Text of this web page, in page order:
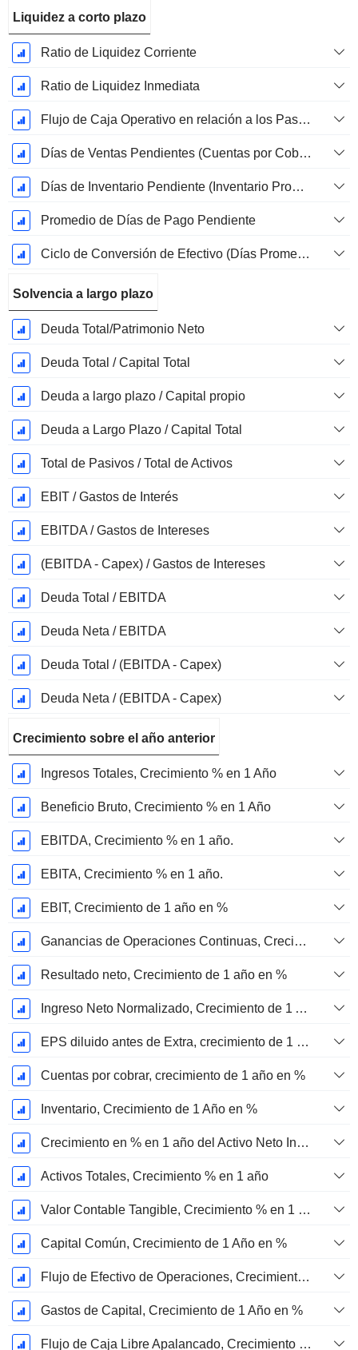
Liquidez a corto plazo
Ratio de Liquidez Corriente
Ratio de Liquidez Inmediata
Flujo de Caja Operativo en relación a los Pasivos Corrientes
Días de Ventas Pendientes (Cuentas por Cobrar Promedio)
Días de Inventario Pendiente (Inventario Promedio)
Promedio de Días de Pago Pendiente
Ciclo de Conversión de Efectivo (Días Promedio)
Solvencia a largo plazo
Deuda Total/Patrimonio Neto
Deuda Total / Capital Total
Deuda a largo plazo / Capital propio
Deuda a Largo Plazo / Capital Total
Total de Pasivos / Total de Activos
EBIT / Gastos de Interés
EBITDA / Gastos de Intereses
(EBITDA - Capex) / Gastos de Intereses
Deuda Total / EBITDA
Deuda Neta / EBITDA
Deuda Total / (EBITDA - Capex)
Deuda Neta / (EBITDA - Capex)
Crecimiento sobre el año anterior
Ingresos Totales, Crecimiento % en 1 Año
Beneficio Bruto, Crecimiento % en 1 Año
EBITDA, Crecimiento % en 1 año.
EBITA, Crecimiento % en 1 año.
EBIT, Crecimiento de 1 año en %
Ganancias de Operaciones Continuas, Crecimiento de 1 Año en %
Resultado neto, Crecimiento de 1 año en %
Ingreso Neto Normalizado, Crecimiento de 1 Año en %
EPS diluido antes de Extra, crecimiento de 1 año %
Cuentas por cobrar, crecimiento de 1 año en %
Inventario, Crecimiento de 1 Año en %
Crecimiento en % en 1 año del Activo Neto Inmovilizado Material
Activos Totales, Crecimiento % en 1 año
Valor Contable Tangible, Crecimiento % en 1 año
Capital Común, Crecimiento de 1 Año en %
Flujo de Efectivo de Operaciones, Crecimiento de 1 Año en %
Gastos de Capital, Crecimiento de 1 Año en %
Flujo de Caja Libre Apalancado, Crecimiento de 1 Año %